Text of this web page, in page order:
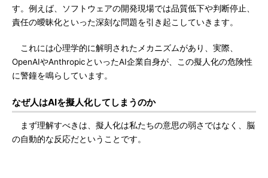
す。例えば、ソフトウェアの開発現場では品質低下や判断停止、
責任の曖昧化といった深刻な問題を引き起こしていきます。
これには心理学的に解明されたメカニズムがあり、実際、
OpenAIやAnthropicといったAI企業自身が、この擬人化の危険性
に警鐘を鳴らしています。
なぜ人はAIを擬人化してしまうのか
まず理解すべきは、擬人化は私たちの意思の弱さではなく、脳
の自動的な反応だということです。